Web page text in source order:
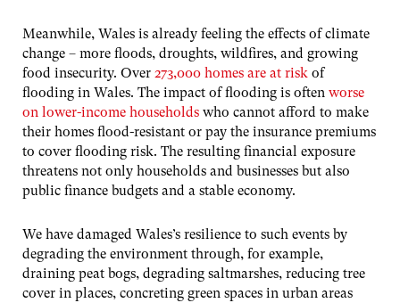
Meanwhile, Wales is already feeling the effects of climate
change – more floods, droughts, wildfires, and growing
food insecurity. Over 273,000 homes are at risk of
flooding in Wales. The impact of flooding is often worse
on lower-income households who cannot afford to make
their homes flood-resistant or pay the insurance premiums
to cover flooding risk. The resulting financial exposure
threatens not only households and businesses but also
public finance budgets and a stable economy.
We have damaged Wales’s resilience to such events by
degrading the environment through, for example,
draining peat bogs, degrading saltmarshes, reducing tree
cover in places, concreting green spaces in urban areas